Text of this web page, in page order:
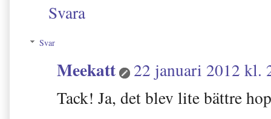
Svara
Svar
Meekatt
22 januari 2012 kl.
Tack! Ja, det blev lite bättre